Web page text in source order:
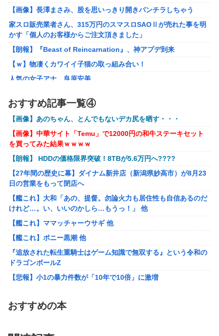
【画像】 キャミイの18万円の最新フィギュア、ガチで作り
込みがエグすぎる
【遊戯王】岩石カメッタースレ
職場にいる高圧的な女上司が残業後に………。
「ライザのアトリエ」仲間キャラ3人の画像＆プロフを公
開！金髪緑眼のお嬢様「クラウディア」がやっぱり可愛い！
【にじさんじ】たまこ、にじさんじ体操第一踊ってみた『教
育番組に出てるお子さますぎる』
蓮ノ空×石川県コラボ「おいでよ！石川大観光Ⅱ」＆加賀温
泉郷コラボが本日8/10同時スタート！詳細まとめ【ラブライ
ブ！】
トルネコの大冒険シリーズがリメイクされたり新作発売され
ない理由は？なぜ？
【画像】長澤まさみ、股を思いっきり開きパンチラしちゃう
家スロ販売業者さん、315万円のスマスロSAOⅡが売れた事を明
かす「個人のお客様からご注文頂きました」
【朗報】『Beast of Reincarnation』、神アプデ到来
【ｗ】物凄くカワイイ子猫の取っ組み合い！
人気の女子アナ 良原安美
プ」【再販予約開始】
【バンドリ！】ねんどろいど「峰月律」【予約開始】
【ブルーアーカイブ】マックスファクトリー「キララ」フィギュ
ア【予約開始】
【艦これ】大和「あの、提督。勿論火力も居住性も自信あるのだ
けれど…。い、いいのかしら…もうっ！」 他
【艦これ】ママッチャーウサギ 他
【艦これ】ポニー黒潮 他
琵琶湖三市同時花火大会、開催中止を発表 場所時刻不明・許可
なし・交通整理なし・市が関与否定
【画像あり】吉野家のステーキ定食、1500円ｗｗｗｗｗ
【悲報】ショートスリーパー堀大輔さん、「寝た方がいい」など
と誹謗中傷され配信中に泣き出してしまう
【画像あり】速水もこみちが新オープンしたカフェ、サンドイッ
【画像】コスプレイヤー業界、えなこ(30)を抜いてしまうくらい
人気の22歳の美少女が可愛すぎる
おすすめ記事一覧④
【画像】あのちゃん、とんでもないデカ尻を晒す・・・
【画像】中華サイト「Temu」で12000円の和牛ステーキセット
を買ってみた結果ｗｗｗｗ
【朗報】 HDDの価格限界突破！8TBが5.6万円へ????
【27年間の歴史に幕】ダイナム新井店（新潟県妙高市）が8月23
日の営業をもって閉店へ
【艦これ】大和「あの、提督。勿論火力も居住性も自信あるのだ
けれど…。い、いいのかしら…もうっ！」 他
【艦これ】ママッチャーウサギ 他
【艦これ】ポニー黒潮 他
『追放された転生重騎士はゲーム知識で無双する』という令和の
ドラゴンボールZ
【悲報】小1の暴力件数が「10年で10倍」に激増
→ 結果ｗｗｗｗｗｗｗｗｗｗ
おすすめの本